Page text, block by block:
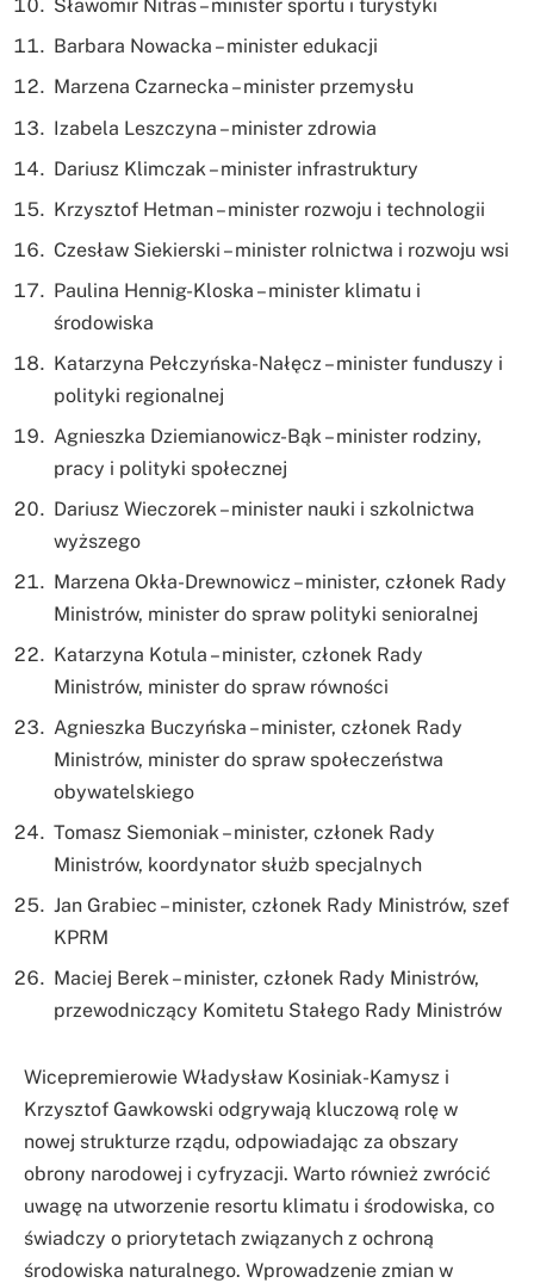
Sławomir Nitras – minister sportu i turystyki
Barbara Nowacka – minister edukacji
Marzena Czarnecka – minister przemysłu
Izabela Leszczyna – minister zdrowia
Dariusz Klimczak – minister infrastruktury
Krzysztof Hetman – minister rozwoju i technologii
Czesław Siekierski – minister rolnictwa i rozwoju wsi
Paulina Hennig-Kloska – minister klimatu i
środowiska
Katarzyna Pełczyńska-Nałęcz – minister funduszy i
polityki regionalnej
Agnieszka Dziemianowicz-Bąk – minister rodziny,
pracy i polityki społecznej
Dariusz Wieczorek – minister nauki i szkolnictwa
wyższego
Marzena Okła-Drewnowicz – minister, członek Rady
Ministrów, minister do spraw polityki senioralnej
Katarzyna Kotula – minister, członek Rady
Ministrów, minister do spraw równości
Agnieszka Buczyńska – minister, członek Rady
Ministrów, minister do spraw społeczeństwa
obywatelskiego
Tomasz Siemoniak – minister, członek Rady
Ministrów, koordynator służb specjalnych
Jan Grabiec – minister, członek Rady Ministrów, szef
KPRM
Maciej Berek – minister, członek Rady Ministrów,
przewodniczący Komitetu Stałego Rady Ministrów
Wicepremierowie Władysław Kosiniak-Kamysz i
Krzysztof Gawkowski odgrywają kluczową rolę w
nowej strukturze rządu, odpowiadając za obszary
obrony narodowej i cyfryzacji. Warto również zwrócić
uwagę na utworzenie resortu klimatu i środowiska, co
świadczy o priorytetach związanych z ochroną
środowiska naturalnego. Wprowadzenie zmian w